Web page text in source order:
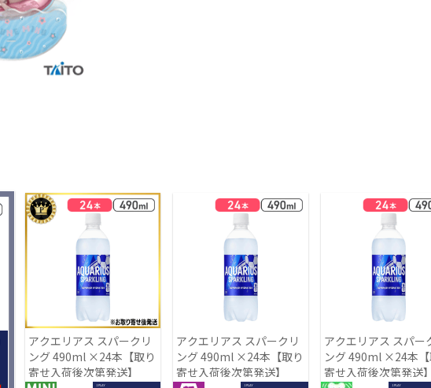
アクエリアス スパークリ
ング 490ml ×24本【取り
寄せ入荷後次第発送】
1 PLAY
アクエリアス スパークリ
ング 490ml ×24本【取り
寄せ入荷後次第発送】
1 PLAY
アクエリアス スパー
ング 490ml ×24本【
寄せ入荷後次第発送】
1 PLAY